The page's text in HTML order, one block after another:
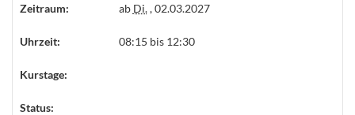
Zeitraum: ab Di., 02.03.2027
Uhrzeit: 08:15 bis 12:30
Kurstage:
Status: